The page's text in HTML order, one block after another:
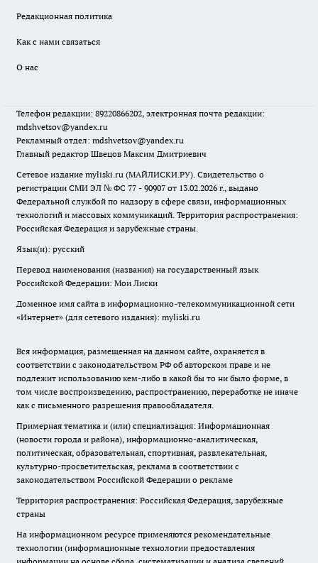
Редакционная политика
Как с нами связаться
О нас
Телефон редакции: 89220866202, электронная почта редакции:
mdshvetsov@yandex.ru
Рекламный отдел: mdshvetsov@yandex.ru
Главный редактор Швецов Максим Дмитриевич
Сетевое издание myliski.ru (МАЙЛИСКИ.РУ). Свидетельство о
регистрации СМИ ЭЛ № ФС 77 - 90907 от 13.02.2026 г., выдано
Федеральной службой по надзору в сфере связи, информационных
технологий и массовых коммуникаций. Территория распространения:
Российская Федерация и зарубежные страны.
Язык(и): русский
Перевод наименования (названия) на государственный язык
Российской Федерации: Мои Лиски
Доменное имя сайта в информационно-телекоммуникационной сети
«Интернет» (для сетевого издания): myliski.ru
Вся информация, размещенная на данном сайте, охраняется в
соответствии с законодательством РФ об авторском праве и не
подлежит использованию кем-либо в какой бы то ни было форме, в
том числе воспроизведению, распространению, переработке не иначе
как с письменного разрешения правообладателя.
Примерная тематика и (или) специализация: Информационная
(новости города и района), информационно-аналитическая,
политическая, образовательная, спортивная, развлекательная,
культурно-просветительская, реклама в соответствии с
законодательством Российской Федерации о рекламе
Территория распространения: Российская Федерация, зарубежные
страны
На информационном ресурсе применяются рекомендательные
технологии (информационные технологии предоставления